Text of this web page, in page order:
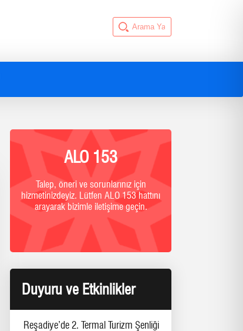
ALO 153
Talep, öneri ve sorunlarınız için
hizmetinizdeyiz. Lütfen ALO 153 hattını
arayarak bizimle iletişime geçin.
Duyuru ve Etkinlikler
Reşadiye’de 2. Termal Turizm Şenliği